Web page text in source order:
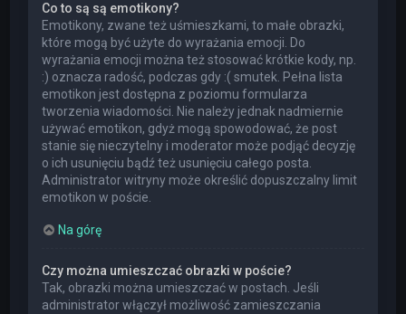
Co to są są emotikony?
Emotikony, zwane też uśmieszkami, to małe obrazki,
które mogą być użyte do wyrażania emocji. Do
wyrażania emocji można też stosować krótkie kody, np.
:) oznacza radość, podczas gdy :( smutek. Pełna lista
emotikon jest dostępna z poziomu formularza
tworzenia wiadomości. Nie należy jednak nadmiernie
używać emotikon, gdyż mogą spowodować, że post
stanie się nieczytelny i moderator może podjąć decyzję
o ich usunięciu bądź też usunięciu całego posta.
Administrator witryny może określić dopuszczalny limit
emotikon w poście.
Na górę
Czy można umieszczać obrazki w poście?
Tak, obrazki można umieszczać w postach. Jeśli
administrator włączył możliwość zamieszczania